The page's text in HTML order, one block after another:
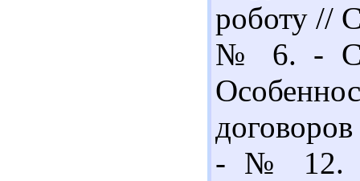
роботу //
№ 6. - С.
- № 12. -